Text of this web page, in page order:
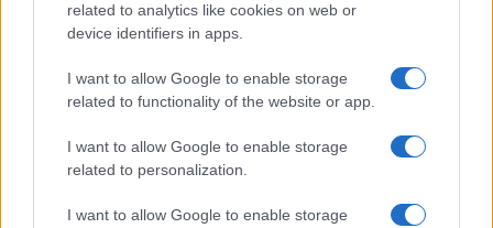
related to analytics like cookies on web or
device identifiers in apps.
I want to allow Google to enable storage
related to functionality of the website or app.
I want to allow Google to enable storage
related to personalization.
I want to allow Google to enable storage
© 2026 - VOLOSCONTATO CONSIGLI E DIARI DI VIAGGIO - P.IVA
04827280654 – TESTATA REGISTRATA AL TRIBUNALE DI NOCERA
35792 – ISCRITTA ALL’ANSO (ASSOCIAZIONE NAZIONALE STAMPA
ONLINE)
PRIVACY E NOTIFICHE